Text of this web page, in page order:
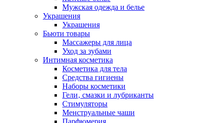
Мужская одежда и белье
Украшения
Украшения
Бьюти товары
Массажеры для лица
Уход за зубами
Интимная косметика
Косметика для тела
Средства гигиены
Наборы косметики
Гели‚ смазки и лубриканты
Стимуляторы
Менструальные чаши
Парфюмерия